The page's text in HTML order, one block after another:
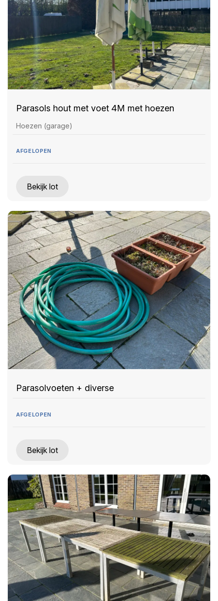
Parasols hout met voet 4M met hoezen
Hoezen (garage)
AFGELOPEN
Bekijk lot
Parasolvoeten + diverse
AFGELOPEN
Bekijk lot